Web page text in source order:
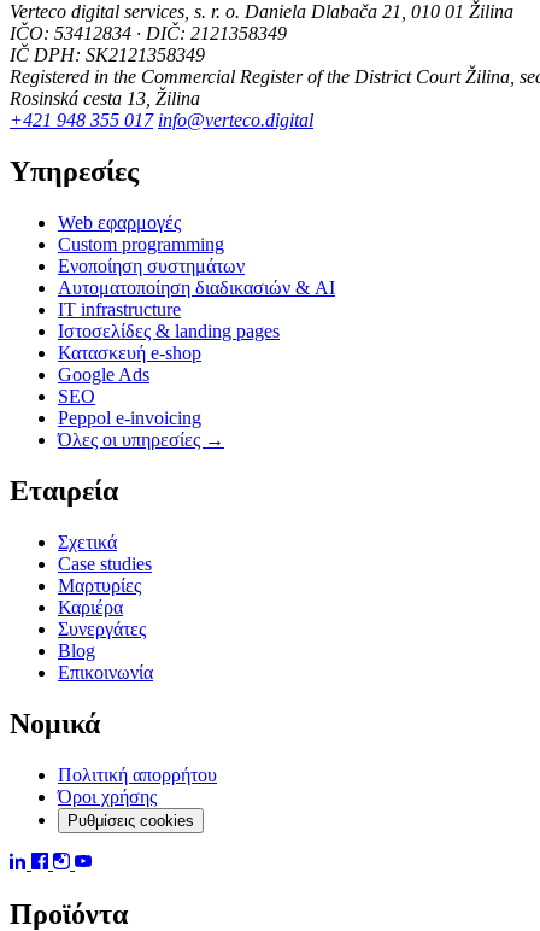
Verteco digital services, s. r. o. Daniela Dlabača 21, 010 01 Žilina
IČO: 53412834 · DIČ: 2121358349
IČ DPH: SK2121358349
Registered in the Commercial Register of the District Court Žilina,
Rosinská cesta 13, Žilina
+421 948 355 017 info@verteco.digital
Υπηρεσίες
Web εφαρμογές
Custom programming
Ενοποίηση συστημάτων
Αυτοματοποίηση διαδικασιών & AI
IT infrastructure
Ιστοσελίδες & landing pages
Κατασκευή e-shop
Google Ads
SEO
Peppol e-invoicing
Όλες οι υπηρεσίες →
Εταιρεία
Σχετικά
Case studies
Μαρτυρίες
Καριέρα
Συνεργάτες
Blog
Επικοινωνία
Νομικά
Πολιτική απορρήτου
Όροι χρήσης
Ρυθμίσεις cookies
Προϊόντα